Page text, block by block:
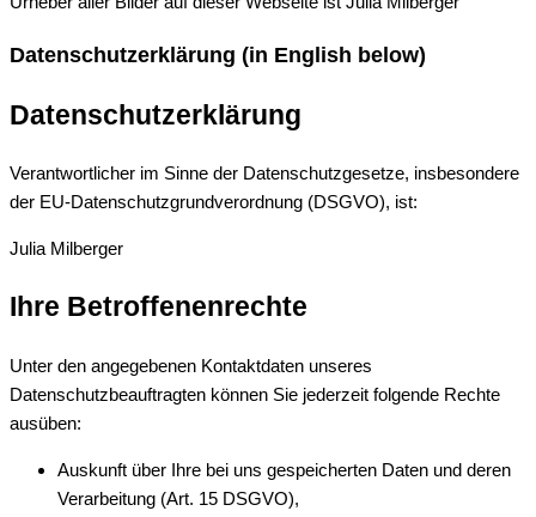
Datenschutzerklärung (in English below)
Datenschutzerklärung
Verantwortlicher im Sinne der Datenschutzgesetze, insbesondere
der EU-Datenschutzgrundverordnung (DSGVO), ist:
Julia Milberger
Ihre Betroffenenrechte
Unter den angegebenen Kontaktdaten unseres
Datenschutzbeauftragten können Sie jederzeit folgende Rechte
ausüben:
Auskunft über Ihre bei uns gespeicherten Daten und deren
Verarbeitung (Art. 15 DSGVO),